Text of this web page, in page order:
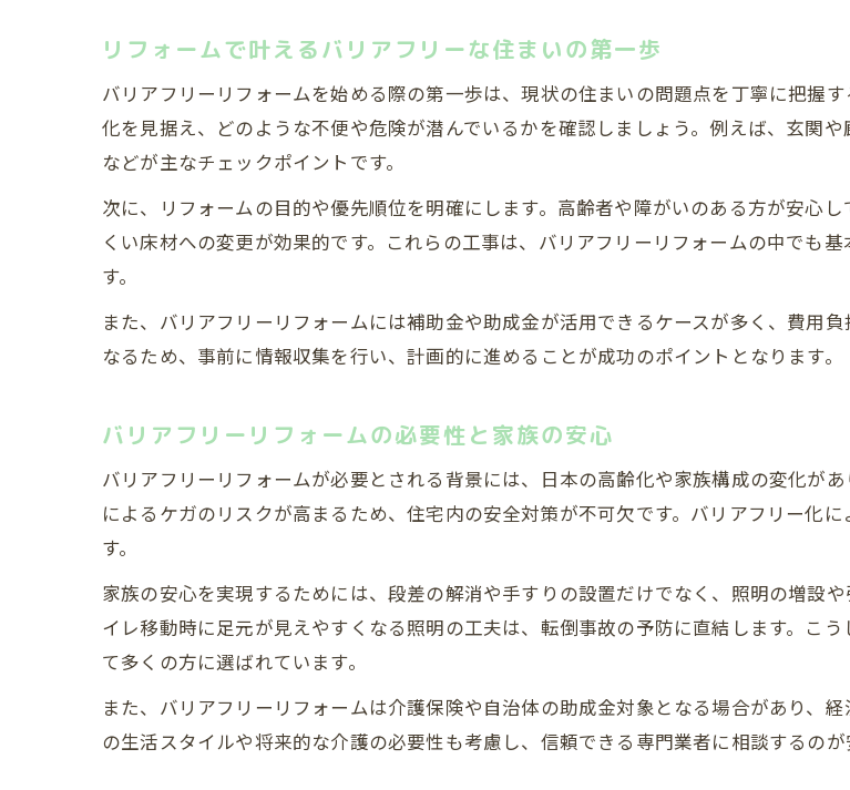
補助金申請で失敗しないための注意点
助成金対象となるリフォーム工事の範
500万円台で可能なバリアフリー工事例を
バリアフリーリフォームの費用感と優
一軒家で人気のバリアフリー工事事例
費用を抑えて満足度を高めるリフォー
予算600万円なら内装から水回りまで快適改
バリアフリーリフォームで快適性を高
水回りリフォームで暮らしやすさを向
内装リフォームとバリアフリー改修の
段差やお風呂リフォームの費用感と優先順
バリアフリーリフォームで重視すべき
リフォーム費用を抑えつつ快適性を確
段差解消と手すり設置のリフォーム優
リフォームで叶えるバリアフリーな住まいの第一歩
バリアフリーリフォームを始める際の第一歩は、現状の住まいの問題点を丁寧に把握
化を見据え、どのような不便や危険が潜んでいるかを確認しましょう。例えば、玄関
などが主なチェックポイントです。
次に、リフォームの目的や優先順位を明確にします。高齢者や障がいのある方が安心
くい床材への変更が効果的です。これらの工事は、バリアフリーリフォームの中でも
す。
また、バリアフリーリフォームには補助金や助成金が活用できるケースが多く、費用
なるため、事前に情報収集を行い、計画的に進めることが成功のポイントとなります。
バリアフリーリフォームの必要性と家族の安心
バリアフリーリフォームが必要とされる背景には、日本の高齢化や家族構成の変化が
によるケガのリスクが高まるため、住宅内の安全対策が不可欠です。バリアフリー化
す。
家族の安心を実現するためには、段差の解消や手すりの設置だけでなく、照明の増設
イレ移動時に足元が見えやすくなる照明の工夫は、転倒事故の予防に直結します。こ
て多くの方に選ばれています。
また、バリアフリーリフォームは介護保険や自治体の助成金対象となる場合があり、
の生活スタイルや将来的な介護の必要性も考慮し、信頼できる専門業者に相談するのが